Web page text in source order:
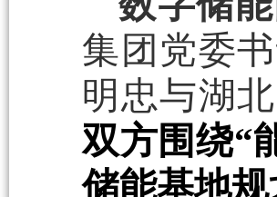
集团党委
明忠与湖
双方围绕“
储能基地